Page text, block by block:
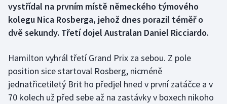
Dostihy
Golf
vystřídal na prvním místě německého týmového
kolegu Nica Rosberga, jehož dnes porazil téměř o
dvě sekundy. Třetí dojel Australan Daniel Ricciardo.
Hamilton vyhrál třetí Grand Prix za sebou. Z pole
position sice startoval Rosberg, nicméně
jednatřicetiletý Brit ho předjel hned v první zatáčce a v
70 kolech už před sebe až na zastávky v boxech nikoho